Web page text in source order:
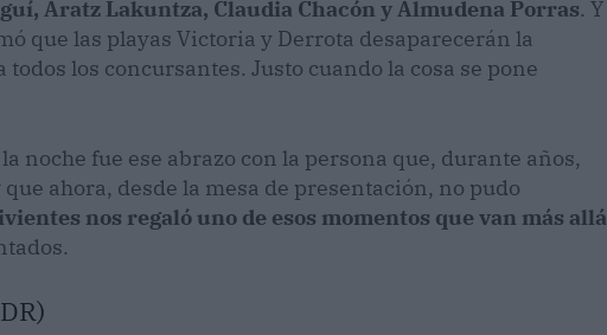
Aratz Lakuntza, Claudia Chacón y Almudena Porras. Y
que las playas Victoria y Derrota desaparecerán la
los concursantes. Justo cuando la cosa se pone
noche fue ese abrazo con la persona que, durante años,
ahora, desde la mesa de presentación, no pudo
nos regaló uno de esos momentos que van más allá